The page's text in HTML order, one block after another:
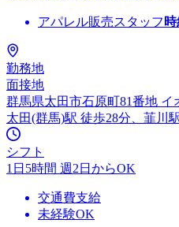
アパレル販売スタッフ
勤務地
面接地
群馬県太田市石原町81番地 イ
太田(群馬)駅 徒歩28分、韮川
シフト
1日5時間 週2日からOK
交通費支給
未経験OK